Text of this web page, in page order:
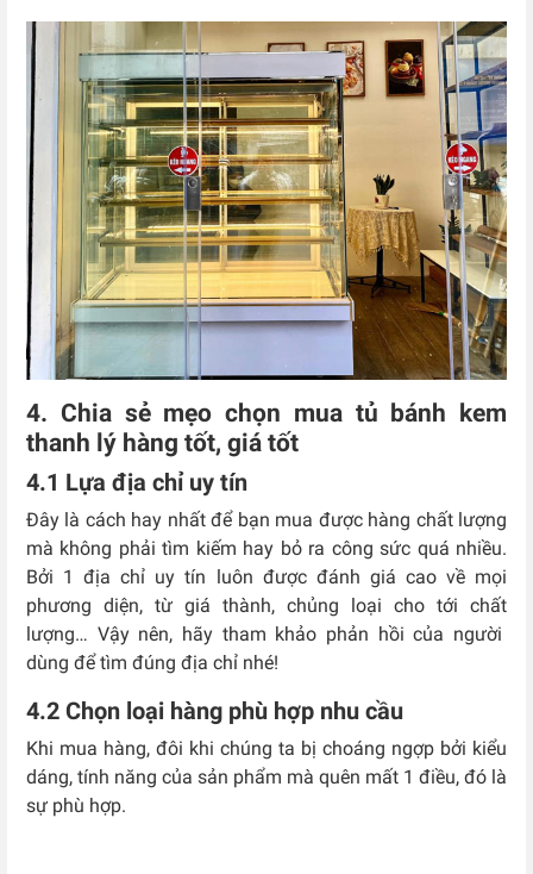
4. Chia sẻ mẹo chọn mua tủ bánh kem
thanh lý hàng tốt, giá tốt
4.1 Lựa địa chỉ uy tín
Đây là cách hay nhất để bạn mua được hàng chất lượng
mà không phải tìm kiếm hay bỏ ra công sức quá nhiều.
Bởi 1 địa chỉ uy tín luôn được đánh giá cao về mọi
phương diện, từ giá thành, chủng loại cho tới chất
lượng… Vậy nên, hãy tham khảo phản hồi của người
dùng để tìm đúng địa chỉ nhé!
4.2 Chọn loại hàng phù hợp nhu cầu
Khi mua hàng, đôi khi chúng ta bị choáng ngợp bởi kiểu
dáng, tính năng của sản phẩm mà quên mất 1 điều, đó là
sự phù hợp.